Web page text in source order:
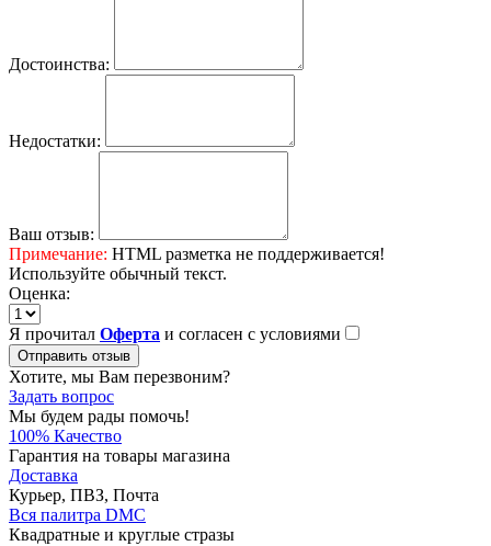
Достоинства:
Недостатки:
Ваш отзыв:
Примечание: HTML разметка не поддерживается!
Используйте обычный текст.
Оценка:
Я прочитал Оферта и согласен с условиями
Отправить отзыв
Хотите, мы Вам перезвоним?
Задать вопрос
Мы будем рады помочь!
100% Качество
Гарантия на товары магазина
Доставка
Курьер, ПВЗ, Почта
Вся палитра DMC
Квадратные и круглые стразы